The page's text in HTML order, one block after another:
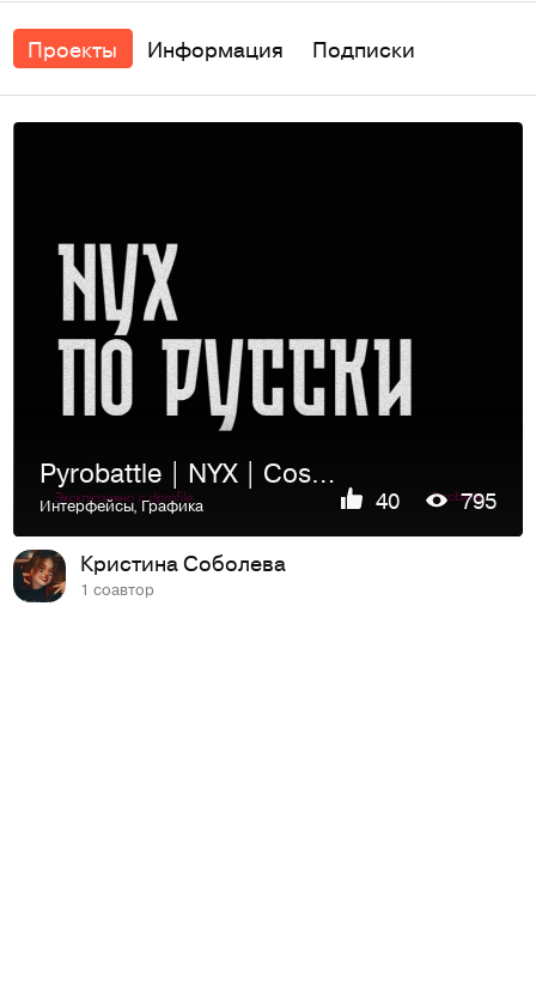
Проекты Информация Подписки
Pyrobattle | NYX | Cosmetic
Интерфейсы,Графика 40 795
Кристина Соболева
1 соавтор